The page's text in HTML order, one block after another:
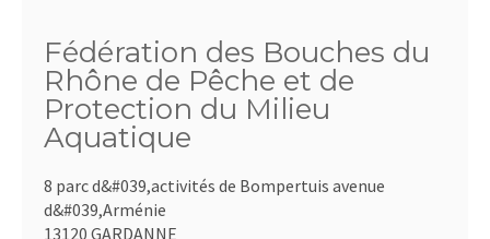
Fédération des Bouches du
Rhône de Pêche et de
Protection du Milieu
Aquatique
8 parc d&#039,activités de Bompertuis avenue
d&#039,Arménie
13120 GARDANNE